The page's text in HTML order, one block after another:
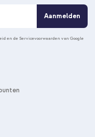
Aanmelden
en de Servicevoorwaarden van Google